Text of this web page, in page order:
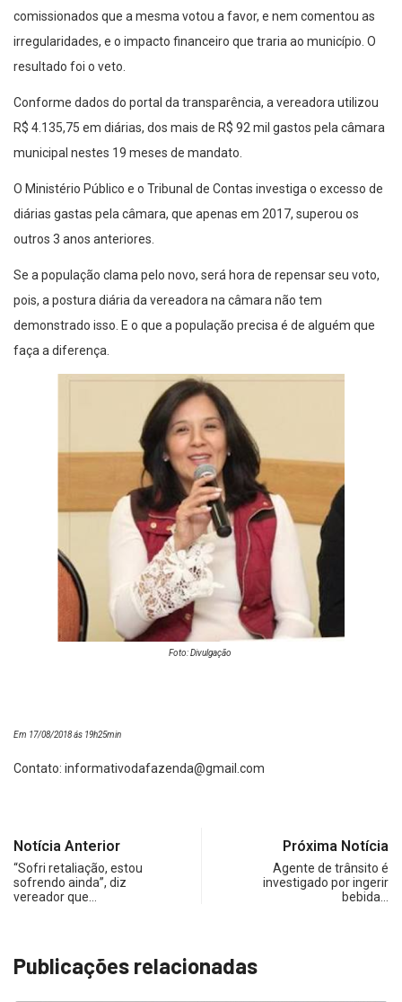
comissionados que a mesma votou a favor, e nem comentou as
irregularidades, e o impacto financeiro que traria ao município. O
resultado foi o veto.
Conforme dados do portal da transparência, a vereadora utilizou
R$ 4.135,75 em diárias, dos mais de R$ 92 mil gastos pela câmara
municipal nestes 19 meses de mandato.
O Ministério Público e o Tribunal de Contas investiga o excesso de
diárias gastas pela câmara, que apenas em 2017, superou os
outros 3 anos anteriores.
Se a população clama pelo novo, será hora de repensar seu voto,
pois, a postura diária da vereadora na câmara não tem
demonstrado isso. E o que a população precisa é de alguém que
faça a diferença.
Foto: Divulgação
Em 17/08/2018 ás 19h25min
Contato: informativodafazenda@gmail.com
Notícia Anterior
“Sofri retaliação, estou
sofrendo ainda”, diz
vereador que…
Próxima Notícia
Agente de trânsito é
investigado por ingerir
bebida…
Publicações relacionadas